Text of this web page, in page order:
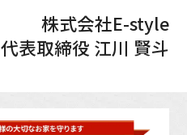
株式会社E-style
代表取締役 江川 賢斗